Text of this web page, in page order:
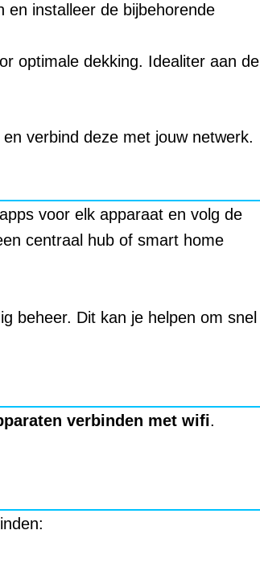
en installeer de bijbehorende
optimale dekking. Idealiter aan de
verbind deze met jouw netwerk.
voor elk apparaat en volg de
centraal hub of smart home
beheer. Dit kan je helpen om snel
verbinden met wifi.